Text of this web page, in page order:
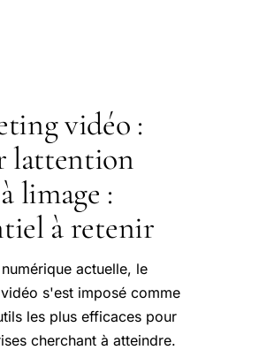
vidéo :
lattention
limage :
à retenir
actuelle, le
s'est imposé comme
les plus efficaces pour
cherchant à atteindre.